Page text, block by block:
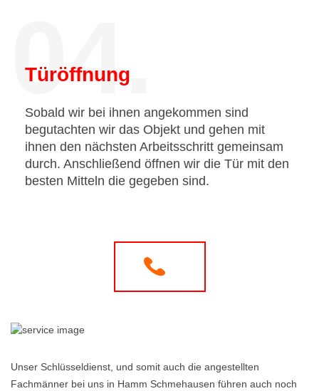
04.
Türöffnung
Sobald wir bei ihnen angekommen sind
begutachten wir das Objekt und gehen mit
ihnen den nächsten Arbeitsschritt gemeinsam
durch. Anschließend öffnen wir die Tür mit den
besten Mitteln die gegeben sind.
Unser Schlüsseldienst, und somit auch die angestellten
Fachmänner bei uns in Hamm Schmehausen führen auch noch